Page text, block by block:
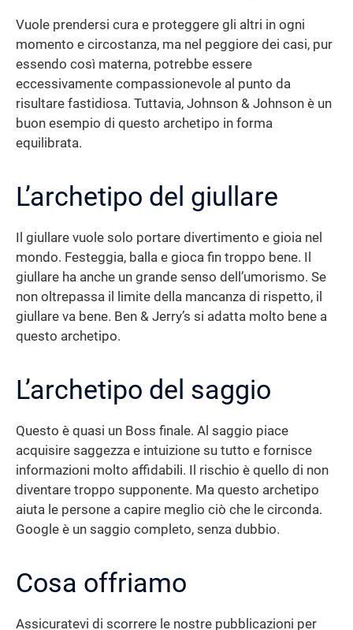
Vuole prendersi cura e proteggere gli altri in ogni
momento e circostanza, ma nel peggiore dei casi, pur
essendo così materna, potrebbe essere
eccessivamente compassionevole al punto da
risultare fastidiosa. Tuttavia, Johnson & Johnson è un
buon esempio di questo archetipo in forma
equilibrata.
L’archetipo del giullare
Il giullare vuole solo portare divertimento e gioia nel
mondo. Festeggia, balla e gioca fin troppo bene. Il
giullare ha anche un grande senso dell’umorismo. Se
non oltrepassa il limite della mancanza di rispetto, il
giullare va bene. Ben & Jerry’s si adatta molto bene a
questo archetipo.
L’archetipo del saggio
Questo è quasi un Boss finale. Al saggio piace
acquisire saggezza e intuizione su tutto e fornisce
informazioni molto affidabili. Il rischio è quello di non
diventare troppo supponente. Ma questo archetipo
aiuta le persone a capire meglio ciò che le circonda.
Google è un saggio completo, senza dubbio.
Cosa offriamo
Assicuratevi di scorrere le nostre pubblicazioni per